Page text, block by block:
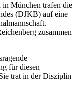
in München trafen die
(DJKB) auf eine
zusammen
für diesen
trat in der Disziplin